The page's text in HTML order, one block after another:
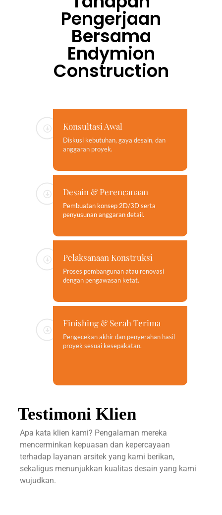
Pengerjaan
Bersama
Endymion
Construction
Konsultasi Awal
Diskusi kebutuhan, gaya desain, dan
anggaran proyek.
Desain & Perencanaan
Pembuatan konsep 2D/3D serta
penyusunan anggaran detail.
Pelaksanaan Konstruksi
Proses pembangunan atau renovasi
dengan pengawasan ketat.
Finishing & Serah Terima
Pengecekan akhir dan penyerahan hasil
proyek sesuai kesepakatan.
Testimoni Klien
Apa kata klien kami? Pengalaman mereka
mencerminkan kepuasan dan kepercayaan
terhadap layanan arsitek yang kami berikan,
sekaligus menunjukkan kualitas desain yang kami
wujudkan.